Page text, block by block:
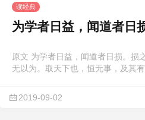
读经典
为学者日益，闻道者日
原文 为学者日益，闻道者日损。损
2019-09-02